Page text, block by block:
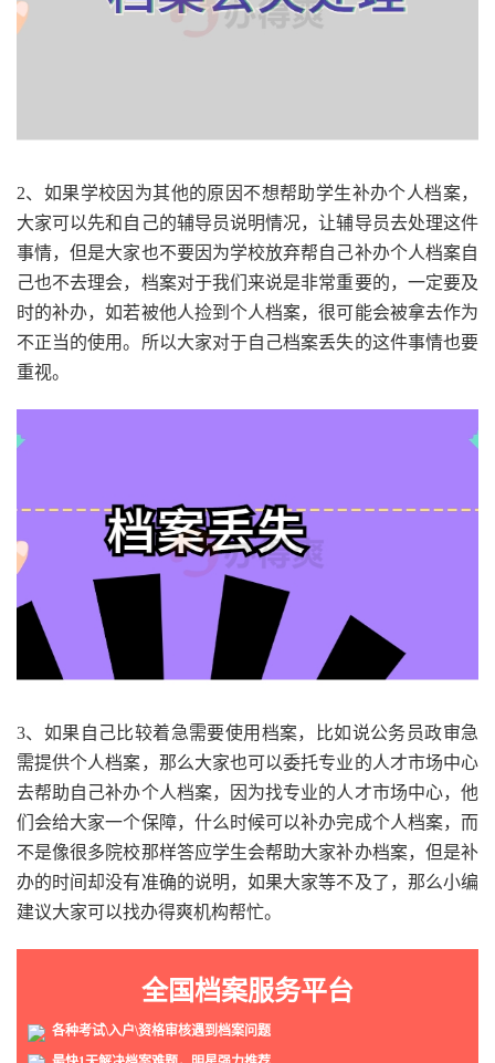
2、如果学校因为其他的原因不想帮助学生补办个人档案，
大家可以先和自己的辅导员说明情况，让辅导员去处理这件
事情，但是大家也不要因为学校放弃帮自己补办个人档案自
己也不去理会，档案对于我们来说是非常重要的，一定要及
时的补办，如若被他人捡到个人档案，很可能会被拿去作为
不正当的使用。所以大家对于自己档案丢失的这件事情也要
重视。
3、如果自己比较着急需要使用档案，比如说公务员政审急
需提供个人档案，那么大家也可以委托专业的人才市场中心
去帮助自己补办个人档案，因为找专业的人才市场中心，他
们会给大家一个保障，什么时候可以补办完成个人档案，而
不是像很多院校那样答应学生会帮助大家补办档案，但是补
办的时间却没有准确的说明，如果大家等不及了，那么小编
建议大家可以找办得爽机构帮忙。
全国档案服务平台
各种考试\入户\资格审核遇到档案问题